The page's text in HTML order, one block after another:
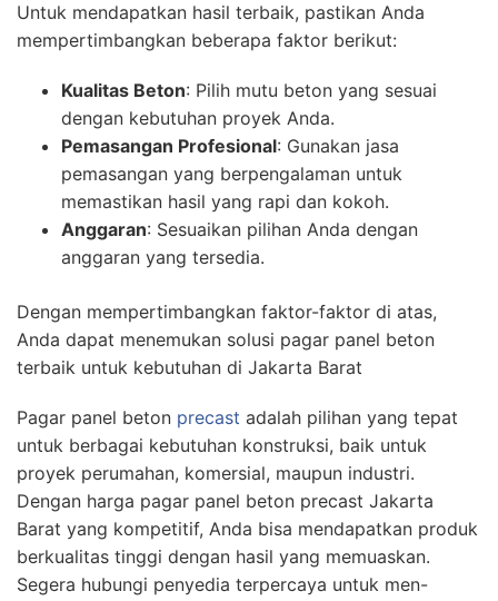
Untuk mendapatkan hasil terbaik, pastikan Anda
mempertimbangkan beberapa faktor berikut:
Kualitas Beton: Pilih mutu beton yang sesuai
dengan kebutuhan proyek Anda.
Pemasangan Profesional: Gunakan jasa
pemasangan yang berpengalaman untuk
memastikan hasil yang rapi dan kokoh.
Anggaran: Sesuaikan pilihan Anda dengan
anggaran yang tersedia.
Dengan mempertimbangkan faktor-faktor di atas,
Anda dapat menemukan solusi pagar panel beton
terbaik untuk kebutuhan di Jakarta Barat
Pagar panel beton precast adalah pilihan yang tepat
untuk berbagai kebutuhan konstruksi, baik untuk
proyek perumahan, komersial, maupun industri.
Dengan harga pagar panel beton precast Jakarta
Barat yang kompetitif, Anda bisa mendapatkan produk
berkualitas tinggi dengan hasil yang memuaskan.
Segera hubungi penyedia terpercaya untuk men-